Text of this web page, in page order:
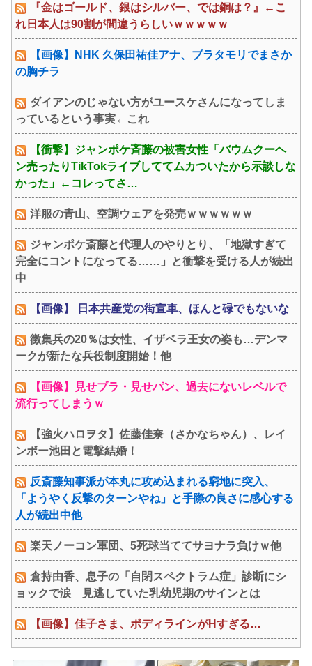
『金はゴールド、銀はシルバー、では銅は？』←こ
れ日本人は90割が間違うらしいｗｗｗｗｗ
【画像】NHK 久保田祐佳アナ、ブラタモリでまさか
の胸チラ
ダイアンのじゃない方がユースケさんになってしま
っているという事実←これ
【衝撃】ジャンポケ斉藤の被害女性「バウムクーヘ
ン売ったりTikTokライブしててムカついたから示談しな
かった」←コレってさ…
洋服の青山、空調ウェアを発売ｗｗｗｗｗｗ
ジャンポケ斎藤と代理人のやりとり、「地獄すぎて
完全にコントになってる……」と衝撃を受ける人が続出
中
【画像】 日本共産党の街宣車、ほんと碌でもないな
徴集兵の20％は女性、イザベラ王女の姿も…デンマ
ークが新たな兵役制度開始！他
【画像】見せブラ・見せパン、過去にないレベルで
流行ってしまうｗ
【強火ハロヲタ】佐藤佳奈（さかなちゃん）、レイ
ンボー池田と電撃結婚！
反斎藤知事派が本丸に攻め込まれる窮地に突入、
「ようやく反撃のターンやね」と手際の良さに感心する
人が続出中他
楽天ノーコン軍団、5死球当ててサヨナラ負けｗ他
倉持由香、息子の「自閉スペクトラム症」診断にシ
ョックで涙 見逃していた乳幼児期のサインとは
【画像】佳子さま、ボディラインがHすぎる…